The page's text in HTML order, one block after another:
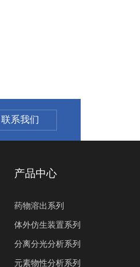
联系我们
产品中心
药物溶出系列
体外仿生装置系列
分离分光分析系列
元素物性分析系列